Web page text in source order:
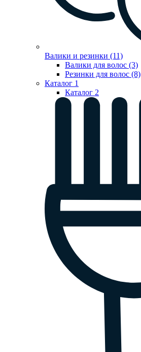
Валики и резинки (11)
Валики для волос (3)
Резинки для волос (8)
Каталог 1
Каталог 2